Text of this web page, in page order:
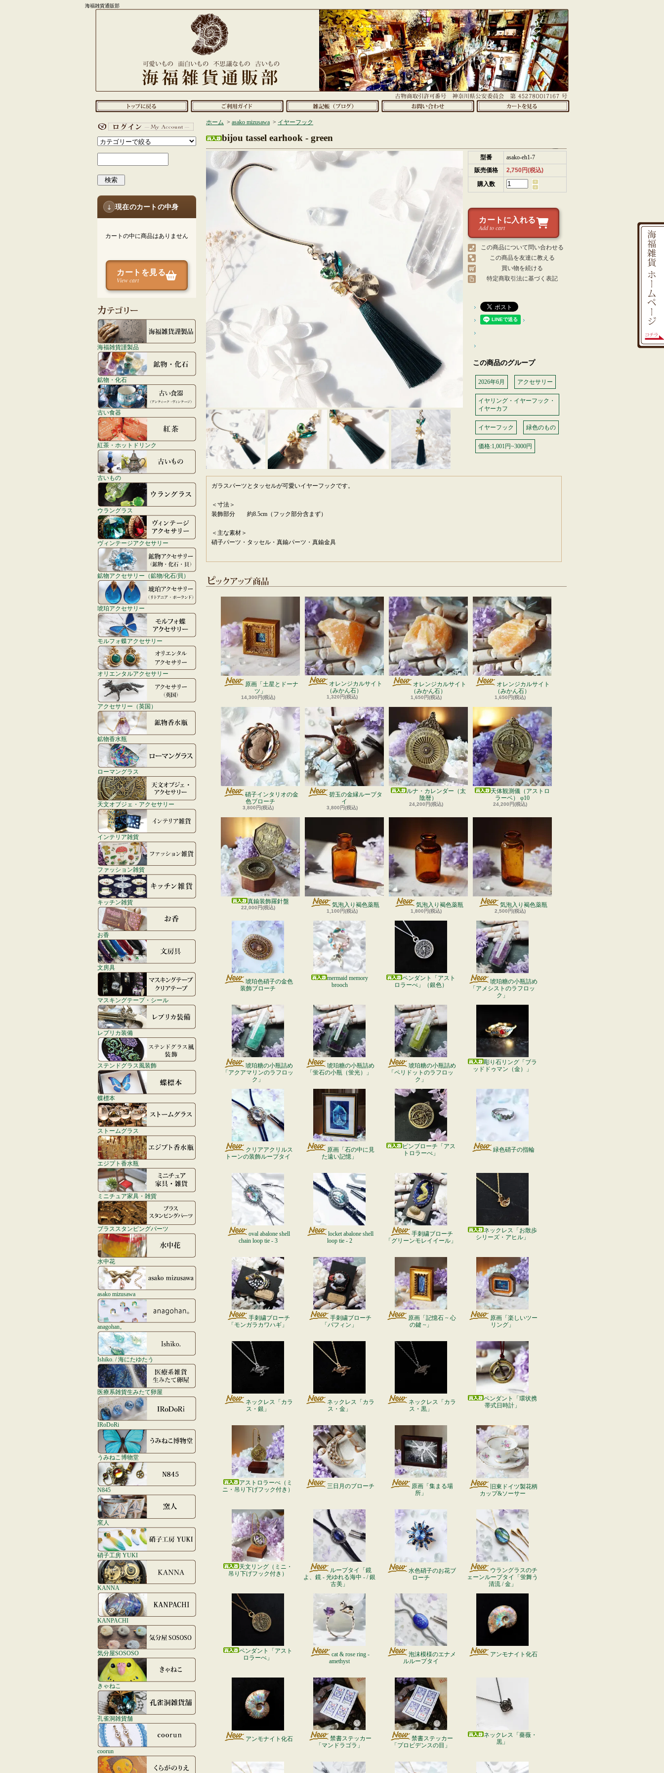
海福雑貨通販部
検索
↓ 現在のカートの中身
カートの中に商品はありません
カートを見る
View cart
海福雑貨謹製品
鉱物・化石
古い食器
紅茶・ホットドリンク
古いもの
ウラングラス
ヴィンテージアクセサリー
鉱物アクセサリー（鉱物/化石/貝）
琥珀アクセサリー
モルフォ蝶アクセサリー
オリエンタルアクセサリー
アクセサリー（英国）
鉱物香水瓶
ローマングラス
天文オブジェ・アクセサリー
インテリア雑貨
ファッション雑貨
キッチン雑貨
お香
文房具
マスキングテープ・シール
レプリカ装備
ステンドグラス風装飾
蝶標本
ストームグラス
エジプト香水瓶
ミニチュア家具・雑貨
ブラススタンピングパーツ
水中花
asako mizusawa
anagohan。
Ishiko. / 海にたゆたう
医療系雑貨生みたて卵屋
IRoDoRi
うみねこ博物堂
N845
窯人
硝子工房 YUKI
KANNA
KANPACHI
気分屋SOSOSO
きゃねこ
孔雀洞雑貨舗
coorun
ホーム > asako mizusawa > イヤーフック
bijou tassel earhook - green
型番
asako-eh1-7
販売価格
2,750円(税込)
購入数
カートに入れる
Add to cart
この商品について問い合わせる
この商品を友達に教える
買い物を続ける
特定商取引法に基づく表記
この商品のグループ
2026年6月 アクセサリー
イヤリング・イヤーフック・
イヤーカフ
イヤーフック 緑色のもの
価格:1,001円~3000円
ガラスパーツとタッセルが可愛いイヤーフックです。
＜寸法＞
装飾部分 約8.5cm（フック部分含まず）
＜主な素材＞
硝子パーツ・タッセル・真鍮パーツ・真鍮金具
原画「土星とドーナ
ツ」
14,300円(税込)
オレンジカルサイト
（みかん石）
1,320円(税込)
オレンジカルサイト
（みかん石）
1,650円(税込)
オレンジカルサイト
（みかん石）
1,650円(税込)
硝子インタリオの金
色ブローチ
3,800円(税込)
碧玉の金縁ループタ
イ
3,800円(税込)
ルナ・カレンダー（太
陰暦）
24,200円(税込)
天体観測儀（アストロ
ラーベ） φ10
24,200円(税込)
真鍮装飾羅針盤
22,000円(税込) 気泡入り褐色薬瓶
1,100円(税込)
気泡入り褐色薬瓶
1,800円(税込)
気泡入り褐色薬瓶
2,500円(税込)
琥珀色硝子の金色
装飾ブローチ
mermaid memory
brooch
ペンダント「アスト
ロラーべ」（銀色）
琥珀糖の小瓶詰め
「アメシストのラフロッ
ク」
琥珀糖の小瓶詰め
「アクアマリンのラフロッ
ク」
琥珀糖の小瓶詰め
「蛍石の小瓶（蛍光）」
琥珀糖の小瓶詰め
「ペリドットのラフロッ
ク」
彫り石リング「ブラ
ッドドゥマン（金）」
クリアアクリルス
トーンの装飾ループタイ
原画「石の中に見
た遠い記憶」
ピンブローチ「アス
トロラーべ」
緑色硝子の指輪
oval abalone shell
chain loop tie - 3
locket abalone shell
loop tie - 2
手刺繍ブローチ
「グリーンモレイイール」
ネックレス「お散歩
シリーズ・アヒル」
手刺繍ブローチ
「モンガラカワハギ」
手刺繍ブローチ
「パフィン」
原画「記憶石 ~ 心
の鍵 ~」
原画「楽しいツー
リング」
ネックレス「カラ
ス・銀」
ネックレス「カラ
ス・金」
ネックレス「カラ
ス・黒」
ペンダント「環状携
帯式日時計」
アストロラーべ（ミ
ニ・吊り下げフック付き）
三日月のブローチ
原画「集まる場
所」
旧東ドイツ製花柄
カップ&ソーサー
天文リング（ミニ・
吊り下げフック付き）
ループタイ「鏡
よ、鏡 - 光ゆれる海中 - / 銀
古美」
水色硝子のお花ブ
ローチ
ウラングラスのチ
ェーンループタイ「蛍舞う
清流 / 金」
ペンダント「アスト
ロラーべ」
cat & rose ring -
amethyst
泡沫模様のエナメ
ルループタイ
アンモナイト化石
アンモナイト化石
禁書ステッカー
「マンドラゴラ」
禁書ステッカー
「プロビデンスの目」
ネックレス「薔薇・
黒」